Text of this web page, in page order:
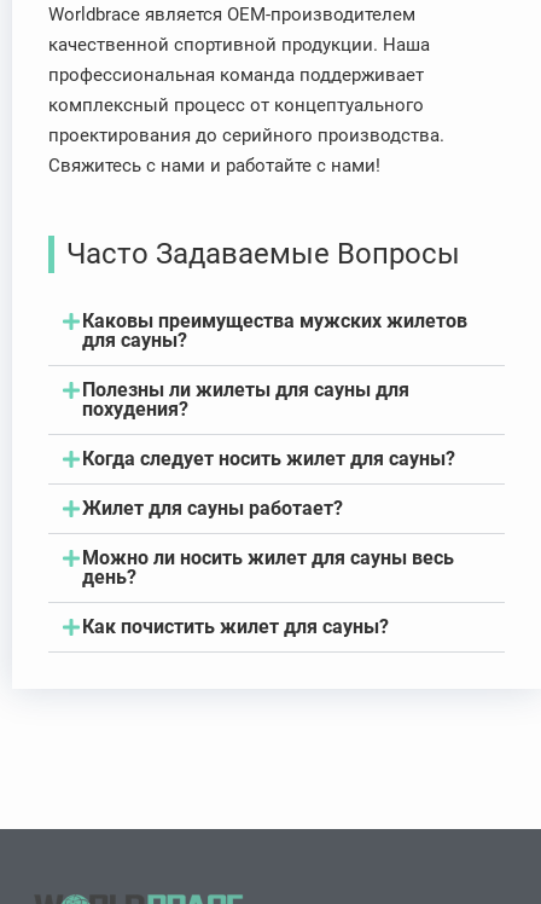
Worldbrace является OEM-производителем
качественной спортивной продукции. Наша
профессиональная команда поддерживает
комплексный процесс от концептуального
проектирования до серийного производства.
Свяжитесь с нами и работайте с нами!
Часто Задаваемые Вопросы
Каковы преимущества мужских жилетов
для сауны?
Полезны ли жилеты для сауны для
похудения?
Когда следует носить жилет для сауны?
Жилет для сауны работает?
Можно ли носить жилет для сауны весь
день?
Как почистить жилет для сауны?